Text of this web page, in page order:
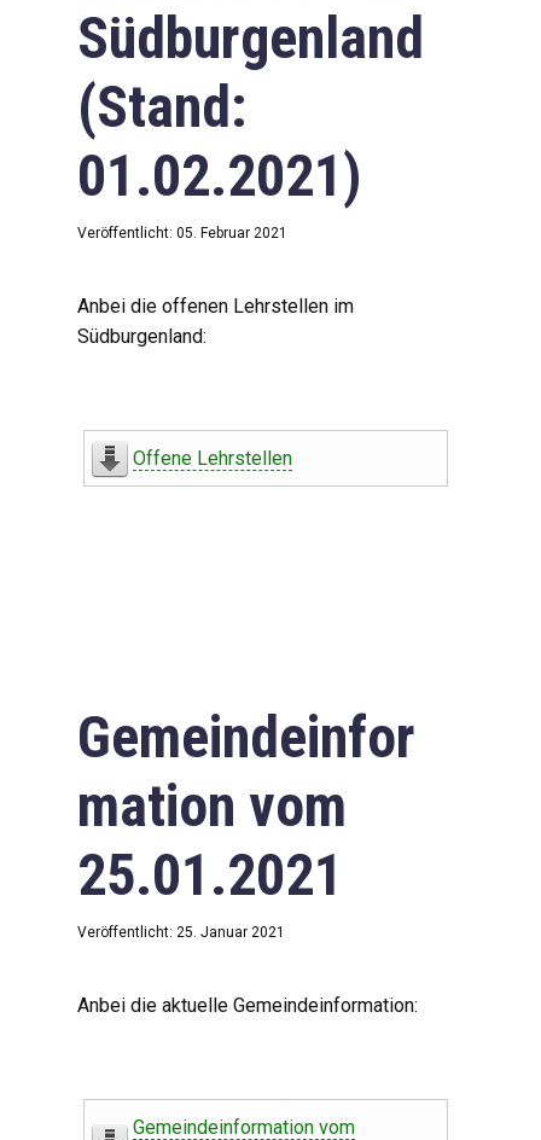
Südburgenland
(Stand:
01.02.2021)
Veröffentlicht: 05. Februar 2021
Anbei die offenen Lehrstellen im
Südburgenland:
Offene Lehrstellen
Gemeindeinfor
mation vom
25.01.2021
Veröffentlicht: 25. Januar 2021
Anbei die aktuelle Gemeindeinformation:
Gemeindeinformation vom